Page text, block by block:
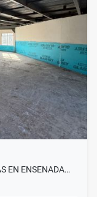
EN ENSENADA…